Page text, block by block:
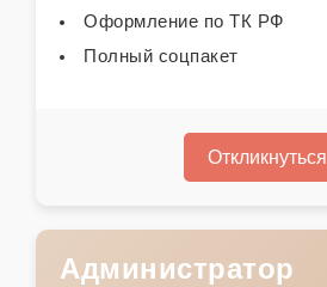
Оформление по ТК РФ
Полный соцпакет
Откликнуться
Администратор